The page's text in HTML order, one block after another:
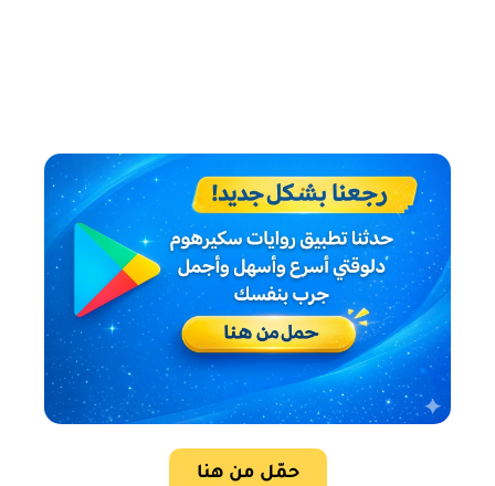
حمّل من هنا